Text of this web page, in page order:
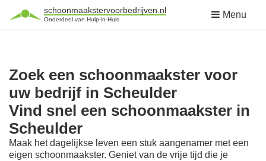
schoonmaakstervoorbedrijven.nl
Onderdeel van Hulp-in-Huis Menu
Zoek een schoonmaakster voor
uw bedrijf in Scheulder
Vind snel een schoonmaakster in
Scheulder
Maak het dagelijkse leven een stuk aangenamer met een
eigen schoonmaakster. Geniet van de vrije tijd die je